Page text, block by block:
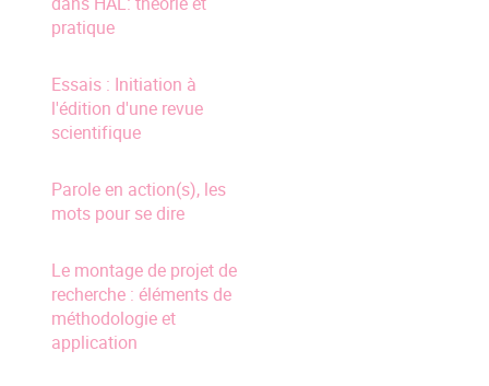
pratique
Essais : Initiation à
l'édition d'une revue
scientifique
Parole en action(s), les
mots pour se dire
Le montage de projet de
recherche : éléments de
méthodologie et
application